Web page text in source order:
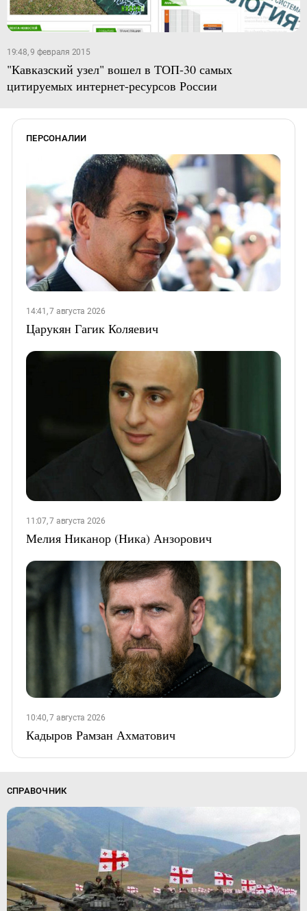
19:48, 9 февраля 2015
"Кавказский узел" вошел в ТОП-30 самых
цитируемых интернет-ресурсов России
ПЕРСОНАЛИИ
14:41, 7 августа 2026
Царукян Гагик Коляевич
11:07, 7 августа 2026
Мелия Никанор (Ника) Анзорович
10:40, 7 августа 2026
Кадыров Рамзан Ахматович
СПРАВОЧНИК